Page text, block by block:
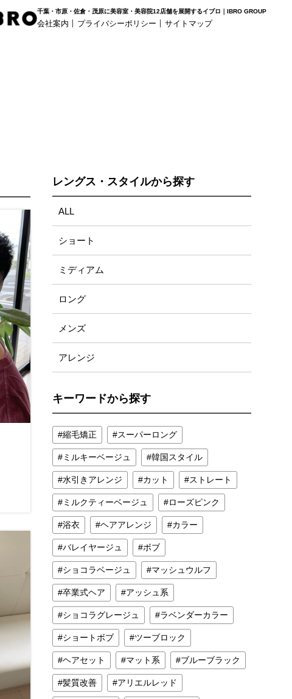
千葉・市原・佐倉・茂原に美容室・美容院12店舗を展開するイブロ｜IBRO GROUP
会社案内 プライバシーポリシー サイトマップ
レングス・スタイルから探す
ALL
ショート
ミディアム
ロング
メンズ
アレンジ
キーワードから探す
縮毛矯正 スーパーロング
ミルキーベージュ 韓国スタイル
水引きアレンジ カット ストレート
ミルクティーベージュ ローズピンク
浴衣 ヘアアレンジ カラー
バレイヤージュ ボブ
ショコラベージュ マッシュウルフ
卒業式ヘア アッシュ系
ショコラグレージュ ラベンダーカラー
ショートボブ ツーブロック
ヘアセット マット系 ブルーブラック
髪質改善 アリエルレッド